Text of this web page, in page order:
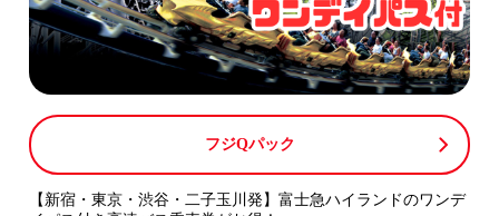
フジQパック
【新宿・東京・渋谷・二子玉川発】富士急ハイランドのワンデ